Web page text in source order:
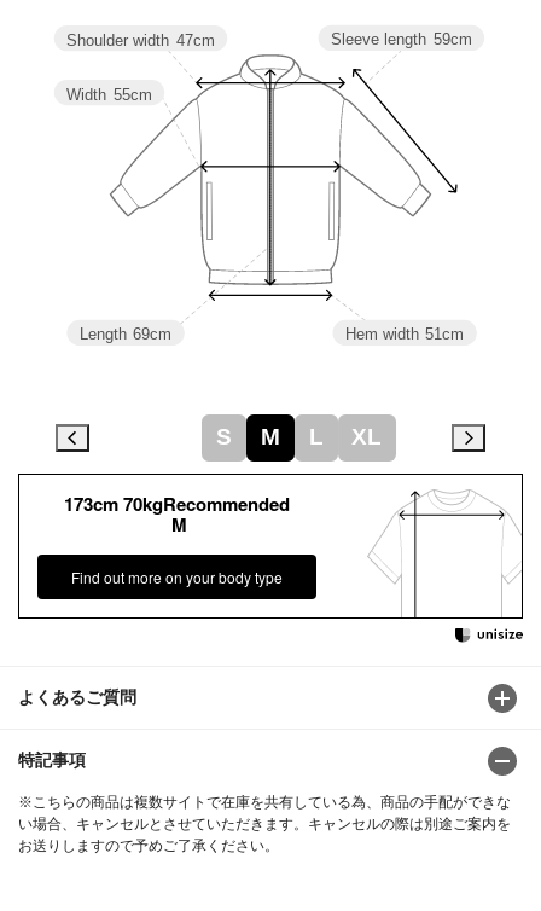
よくあるご質問
特記事項
※こちらの商品は複数サイトで在庫を共有している為、商品の手配ができな
い場合、キャンセルとさせていただきます。キャンセルの際は別途ご案内を
お送りしますので予めご了承ください。
173cm 70kgRecommended
M
Find out more on your body type
Hem width 51cm
Sleeve length 59cm
Length 69cm
Width 55cm
Shoulder width 47cm
S M L XL